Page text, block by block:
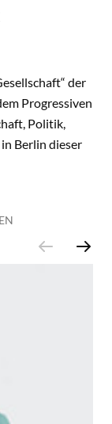
der
Progressiven
Politik,
Berlin dieser